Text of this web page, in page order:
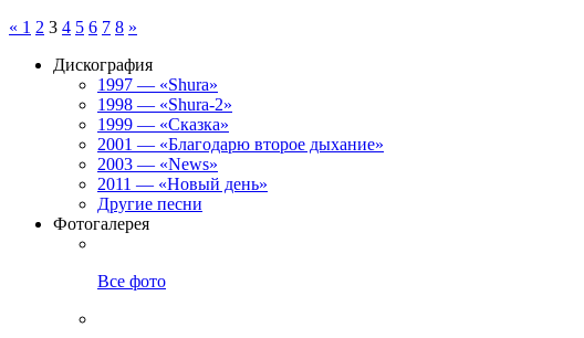
« 1 2 3 4 5 6 7 8 »
Дискография
1997 — «Shura»
1998 — «Shura-2»
1999 — «Сказка»
2001 — «Благодарю второе дыхание»
2003 — «News»
2011 — «Новый день»
Другие песни
Фотогалерея
Все фото